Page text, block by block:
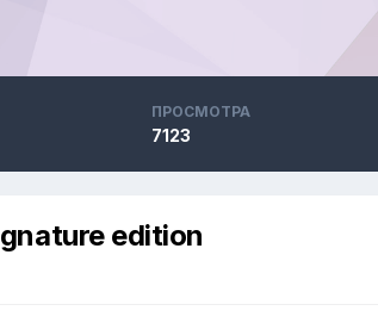
ПРОСМОТРА
7123
edition